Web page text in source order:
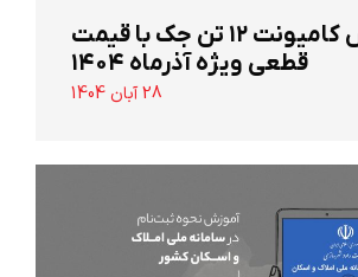
‌فروش کامیونت ۱۲ تن جک با قیمت
قطعی ویژه آذرماه ۱۴۰۴
28 آبان 1404